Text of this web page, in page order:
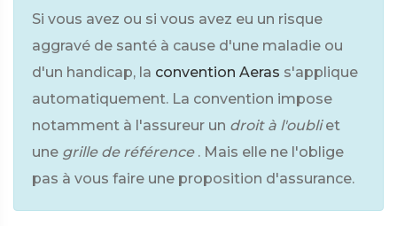
Si vous avez ou si vous avez eu un risque
aggravé de santé à cause d'une maladie ou
d'un handicap, la convention Aeras s'applique
automatiquement. La convention impose
notamment à l'assureur un droit à l'oubli et
une grille de référence . Mais elle ne l'oblige
pas à vous faire une proposition d'assurance.